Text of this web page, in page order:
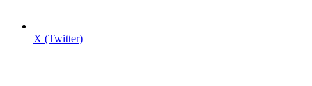
X (Twitter)